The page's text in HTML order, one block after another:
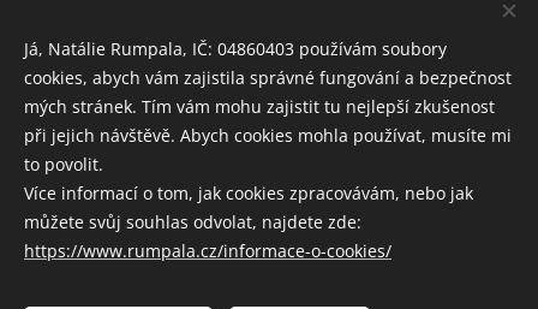
Já, Natálie Rumpala, IČ: 04860403 používám soubory
cookies, abych vám zajistila správné fungování a bezpečnost
mých stránek. Tím vám mohu zajistit tu nejlepší zkušenost
při jejich návštěvě. Abych cookies mohla používat, musíte mi
to povolit.
Více informací o tom, jak cookies zpracovávám, nebo jak
můžete svůj souhlas odvolat, najdete zde:
https://www.rumpala.cz/informace-o-cookies/